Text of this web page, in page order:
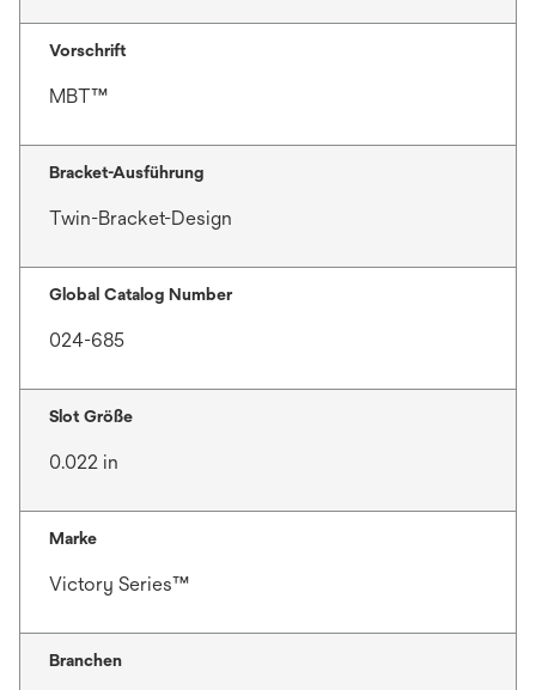
Vorschrift
MBT™
Bracket-Ausführung
Twin-Bracket-Design
Global Catalog Number
024-685
Slot Größe
0.022 in
Marke
Victory Series™
Branchen